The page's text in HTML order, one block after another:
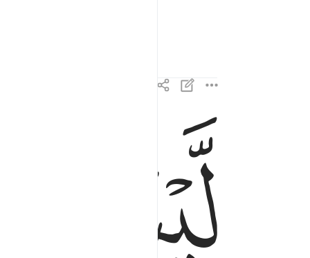
ليس لهم طعام الا من ضريع ٦
لَّيْسَ لَهُمْ طَعَامٌ إِلَّا مِن ضَرِيعٍۢ ٦